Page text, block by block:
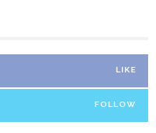
LIKE
FOLLOW